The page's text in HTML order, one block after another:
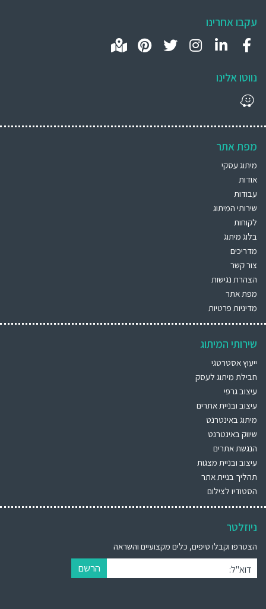
עקבו אחרינו
נווטו אלינו
מפת אתר
מיתוג עסקי
אודות
עבודות
שירותי המיתוג
לקוחות
בלוג מיתוג
מדריכים
צור קשר
הצהרת נגישות
מפת אתר
מדיניות פרטיות
שירותי המיתוג
ייעוץ אסטרטגי
חבילת מיתוג לעסק
עיצוב גרפי
עיצוב ובניית אתרים
מיתוג באינטרנט
שיווק באינטרנט
הנגשת אתרים
עיצוב ובניית מצגות
תהליך בניית אתר
הסטודיו לצילום
ניוזלטר
הצטרפו וקבלו טיפים, כלים מקצועיים והשראה
דוא"ל: הרשם